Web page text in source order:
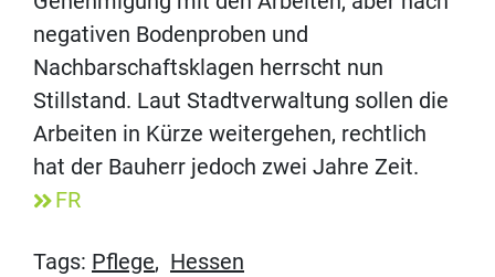
negativen Bodenproben und
Nachbarschaftsklagen herrscht nun
Stillstand. Laut Stadtverwaltung sollen die
Arbeiten in Kürze weitergehen, rechtlich
hat der Bauherr jedoch zwei Jahre Zeit.
FR
Tags: Pflege, Hessen